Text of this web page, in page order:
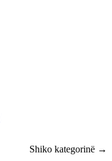
Shiko kategorinë →